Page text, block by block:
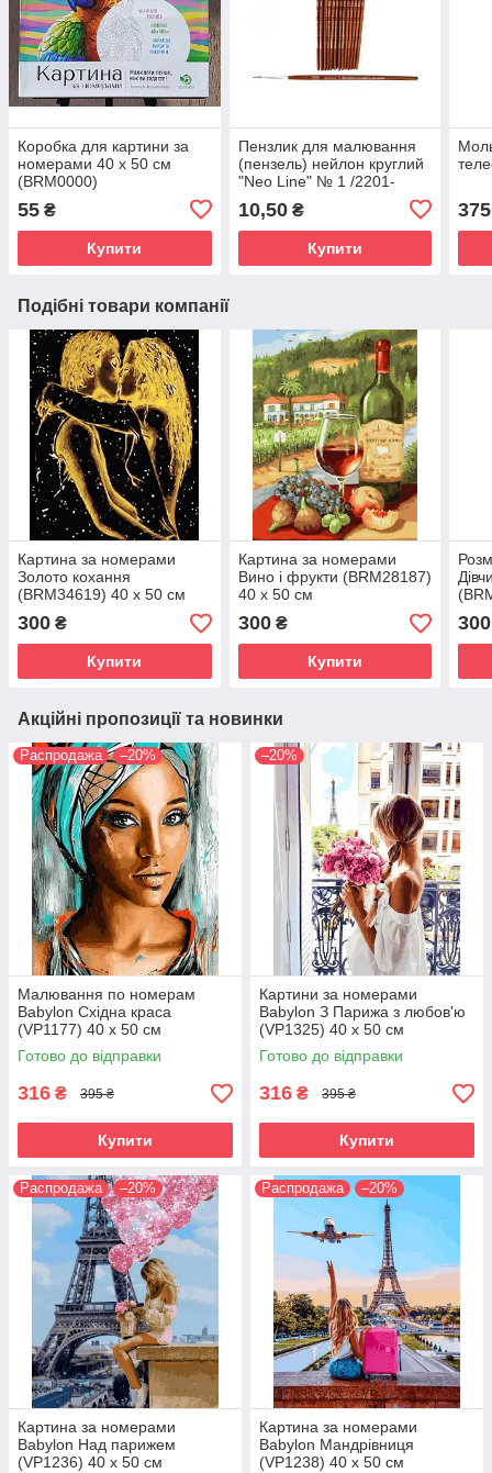
Коробка для картини за
номерами 40 х 50 см
(BRM0000)
55 ₴
Купити
Пензлик для малювання
(пензель) нейлон круглий
"Neo Line" № 1 /2201-
10,50₴
Купити
375
Подібні товари компанії
Картина за номерами
Золото кохання
(BRM34619) 40 х 50 см
300 ₴
Купити
Картина за номерами
Вино і фрукти (BRM28187)
40 х 50 см
300₴
Купити
300
Акційні пропозиції та новинки
Распродажа –20%
Малювання по номерам
Babylon Східна краса
(VP1177) 40 х 50 см
Готово до відправки
316 ₴ 395 ₴
Купити
–20%
Картини за номерами
Babylon З Парижа з любов'ю
(VP1325) 40 х 50 см
Готово до відправки
316 ₴ 395 ₴
Купити
Распродажа –20%
Картина за номерами
Babylon Над парижем
(VP1236) 40 х 50 см
Распродажа –20%
Картина за номерами
Babylon Мандрівниця
(VP1238) 40 х 50 см